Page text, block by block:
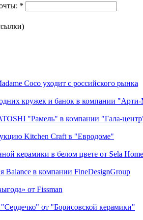
*
Coco уходит с российского рынка
кружек и банок в компании
"Рамель" в компании "Гала-
Kitchen Craft в "Евродоме"
керамики в белом цвете от Sela Home
Balance в компании FineDesignGroup
от Fissman
от "Борисовской керамики"